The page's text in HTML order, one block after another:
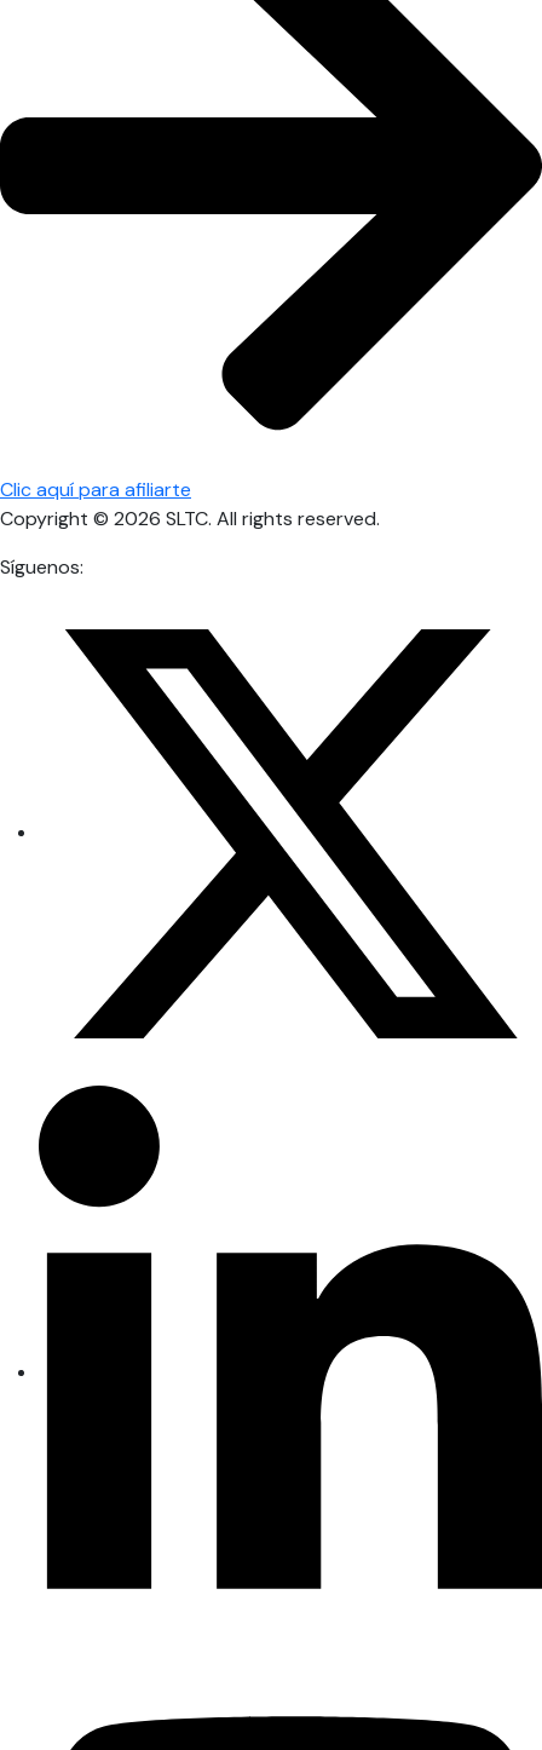
Clic aquí para afiliarte
Copyright © 2026 SLTC. All rights reserved.
Síguenos: